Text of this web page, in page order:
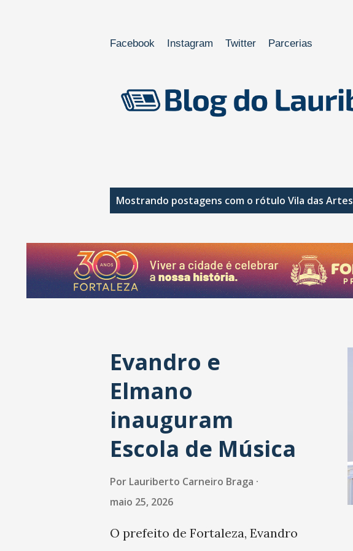
Facebook Instagram Twitter Parcerias
s
t
a
Mostrando postagens com o rótulo Vila das Artes
Evandro e
Elmano
inauguram
Escola de Música
Por Lauriberto Carneiro Braga
maio 25, 2026
O prefeito de Fortaleza, Evandro